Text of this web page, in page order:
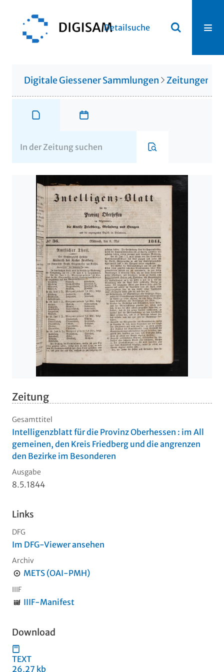
Detailsuche
Digitale Giessener Sammlungen Zeitungen
Zeitung
Gesamttitel
Intelligenzblatt für die Provinz Oberhessen : im All
gemeinen, den Kreis Friedberg und die angrenzen
den Bezirke im Besonderen
Ausgabe
8.5.1844
Links
DFG
Im DFG-Viewer ansehen
Archiv
METS (OAI-PMH)
IIIF
IIIF-Manifest
Download
TEXT
26,27 kb